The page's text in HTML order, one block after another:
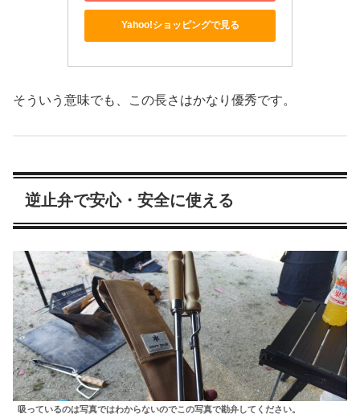
Yahoo!ショッピングで見る
そういう意味でも、この長さはかなり優秀です。
逆止弁で安心・安全に使える
吸っているのは写真ではわからないのでこの写真で勘弁してください。